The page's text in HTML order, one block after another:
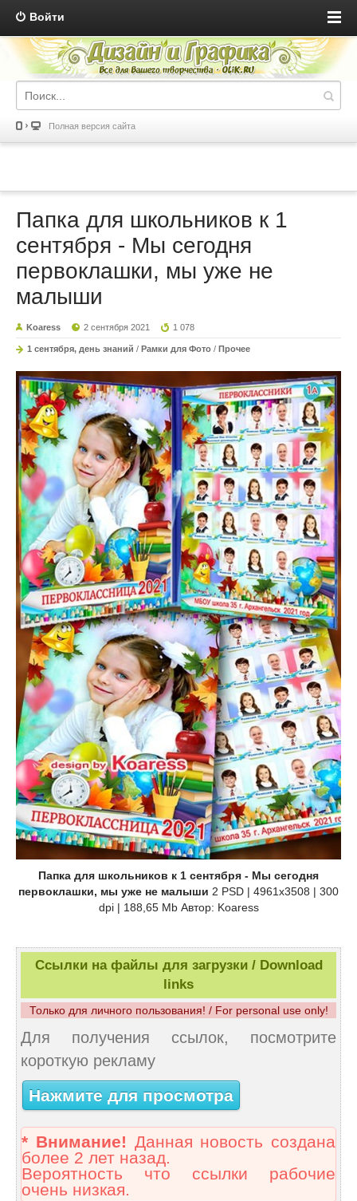
Войти
Полная версия сайта
Папка для школьников к 1
сентября - Мы сегодня
первоклашки, мы уже не
малыши
Koaress 2 сентября 2021 1 078
1 сентября, день знаний / Рамки для Фото / Прочее
Папка для школьников к 1 сентября - Мы сегодня
первоклашки, мы уже не малыши 2 PSD | 4961x3508 | 300
dpi | 188,65 Mb Автор: Koaress
Ссылки на файлы для загрузки / Download
links
Только для личного пользования! / For personal use only!
Для получения ссылок, посмотрите
короткую рекламу
Нажмите для просмотра
* Внимание! Данная новость создана
более 2 лет назад.
Вероятность что ссылки рабочие
очень низкая.